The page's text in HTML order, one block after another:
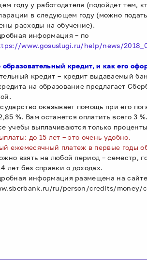
году у работодателя (подойдет тем,
в следующем году (можно
расходы на обучение).
информация – по
www.gosuslugi.ru/help/news/
образовательный кредит, и как его
кредит – кредит выдаваемый
на образование предлагает
оказывает помощь при его
%. Вам останется оплатить всего 3 %.
учебы выплачиваются только
до 15 лет – это очень удобно.
ежемесячный платеж в первые годы
взять на любой период – семестр,
лет без справки о доходах.
информация размещена на
ru/person/credits/money/